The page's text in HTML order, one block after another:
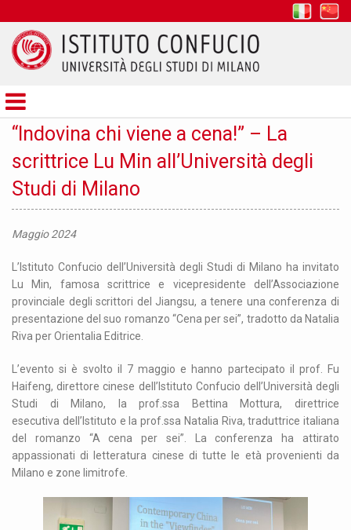
Confucio
“Indovina chi viene a cena!” – La
scrittrice Lu Min all’Università degli
Studi di Milano
Maggio 2024
L’Istituto Confucio dell’Università degli Studi di Milano ha invitato
Lu Min, famosa scrittrice e vicepresidente dell’Associazione
provinciale degli scrittori del Jiangsu, a tenere una conferenza di
presentazione del suo romanzo “Cena per sei”, tradotto da Natalia
Riva per Orientalia Editrice.
L’evento si è svolto il 7 maggio e hanno partecipato il prof. Fu
Haifeng, direttore cinese dell’Istituto Confucio dell’Università degli
Studi di Milano, la prof.ssa Bettina Mottura, direttrice
esecutiva dell’Istituto e la prof.ssa Natalia Riva, traduttrice italiana
del romanzo “A cena per sei”. La conferenza ha attirato
appassionati di letteratura cinese di tutte le età provenienti da
Milano e zone limitrofe.